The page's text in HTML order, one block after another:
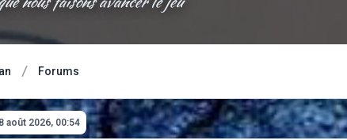
Forums
août 2026, 00:54